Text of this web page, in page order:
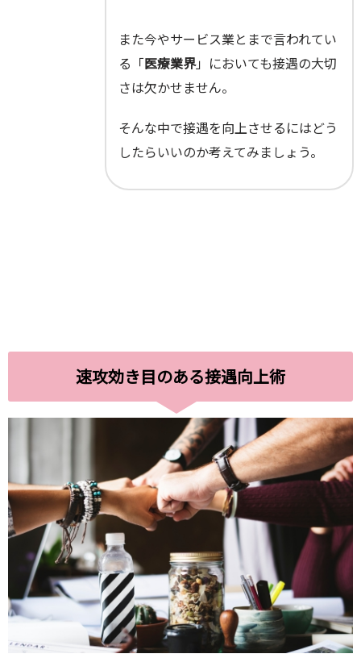
また今やサービス業とまで言われてい
る「医療業界」においても接遇の大切
さは欠かせません。
そんな中で接遇を向上させるにはどう
したらいいのか考えてみましょう。
速攻効き目のある接遇向上術